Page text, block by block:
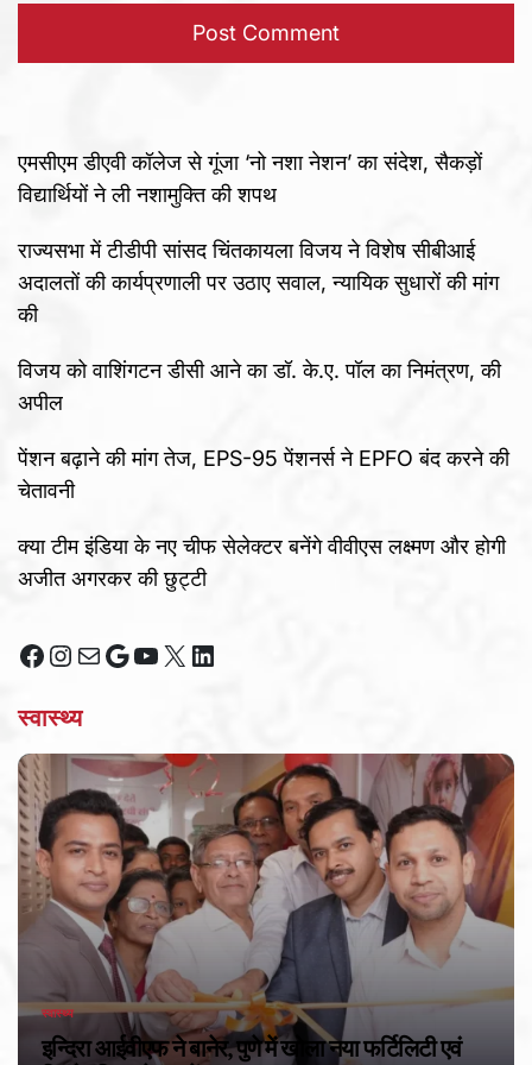
एमसीएम डीएवी कॉलेज से गूंजा ‘नो नशा नेशन’ का संदेश, सैकड़ों
विद्यार्थियों ने ली नशामुक्ति की शपथ
राज्यसभा में टीडीपी सांसद चिंतकायला विजय ने विशेष सीबीआई
अदालतों की कार्यप्रणाली पर उठाए सवाल, न्यायिक सुधारों की मांग
की
विजय को वाशिंगटन डीसी आने का डॉ. के.ए. पॉल का निमंत्रण, की
अपील
पेंशन बढ़ाने की मांग तेज, EPS-95 पेंशनर्स ने EPFO बंद करने की
चेतावनी
क्या टीम इंडिया के नए चीफ सेलेक्टर बनेंगे वीवीएस लक्ष्मण और होगी
अजीत अगरकर की छुट्टी
Facebook
Instagram
MailGoogle
YouTube
X LinkedIn
स्वास्थ्य
POSTED
IN
स्वास्थ्य
इन्दिरा आईवीएफ ने बानेर, पुणे में खोला नया फर्टिलिटी एवं